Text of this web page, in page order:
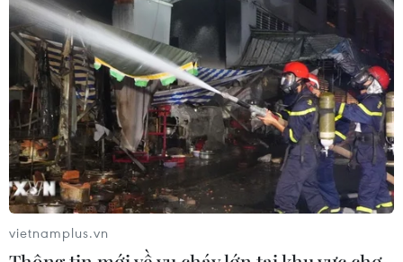
Đức lần đầu phát hiện biến thể BA.2.86
của virus SARS-CoV-2
14/09/2023 00:59
vietnamplus.vn